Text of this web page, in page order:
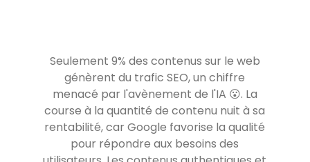
Seulement 9% des contenus sur le web
génèrent du trafic SEO, un chiffre
menacé par l'avènement de l'IA 😮. La
course à la quantité de contenu nuit à sa
rentabilité, car Google favorise la qualité
pour répondre aux besoins des